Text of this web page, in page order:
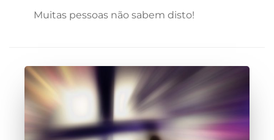
Muitas pessoas não sabem disto!